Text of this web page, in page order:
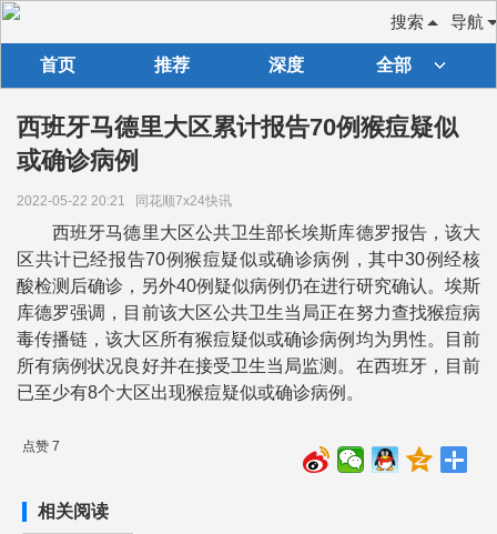
导航
搜索
首页 推荐 深度 全部
西班牙马德里大区累计报告70例猴痘疑似
或确诊病例
2022-05-22 20:21 同花顺7x24快讯
西班牙马德里大区公共卫生部长埃斯库德罗报告，该大
区共计已经报告70例猴痘疑似或确诊病例，其中30例经核
酸检测后确诊，另外40例疑似病例仍在进行研究确认。埃斯
库德罗强调，目前该大区公共卫生当局正在努力查找猴痘病
毒传播链，该大区所有猴痘疑似或确诊病例均为男性。目前
所有病例状况良好并在接受卫生当局监测。在西班牙，目前
已至少有8个大区出现猴痘疑似或确诊病例。
点赞 7
相关阅读